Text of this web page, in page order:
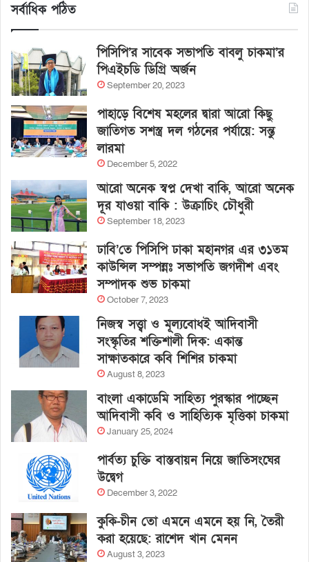
সর্বাধিক পঠিত
পিসিপি’র সাবেক সভাপতি বাবলু চাকমা’র
পিএইচডি ডিগ্রি অর্জন
September 20, 2023
পাহাড়ে বিশেষ মহলের দ্বারা আরো কিছু
জাতিগত সশস্ত্র দল গঠনের পর্যায়ে: সন্তু
লারমা
December 5, 2022
আরো অনেক স্বপ্ন দেখা বাকি, আরো অনেক
দূর যাওয়া বাকি : উক্রাচিং চৌধুরী
September 18, 2023
ঢাবি’তে পিসিপি ঢাকা মহানগর এর ৩১তম
কাউন্সিল সম্পন্নঃ সভাপতি জগদীশ এবং
সম্পাদক শুভ চাকমা
October 7, 2023
নিজস্ব সত্ত্বা ও মূল্যবোধই আদিবাসী
সংস্কৃতির শক্তিশালী দিক: একান্ত
সাক্ষাতকারে কবি শিশির চাকমা
August 8, 2023
বাংলা একাডেমি সাহিত্য পুরস্কার পাচ্ছেন
আদিবাসী কবি ও সাহিত্যিক মৃত্তিকা চাকমা
January 25, 2024
পার্বত্য চুক্তি বাস্তবায়ন নিয়ে জাতিসংঘের
উদ্বেগ
December 3, 2022
কুকি-চীন তো এমনে এমনে হয় নি, তৈরী
করা হয়েছে: রাশেদ খান মেনন
August 3, 2023